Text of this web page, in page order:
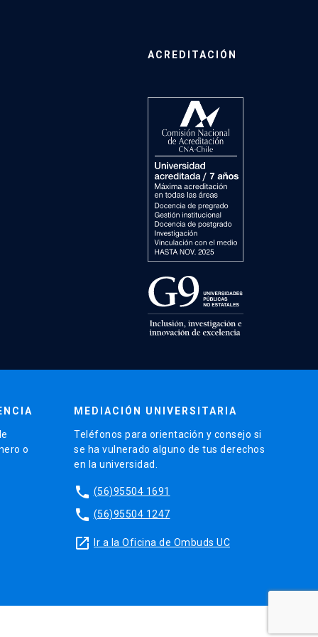
ACREDITACIÓN
o
MEDIACIÓN UNIVERSITARIA
Teléfonos para orientación y consejo si
se ha vulnerado alguno de tus derechos
en la universidad.
phone (56)95504 1691
phone (56)95504 1247
launch Ir a la Oficina de Ombuds UC